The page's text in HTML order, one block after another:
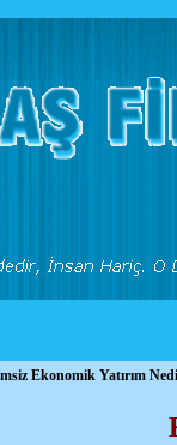
Ekonomik Yatırım